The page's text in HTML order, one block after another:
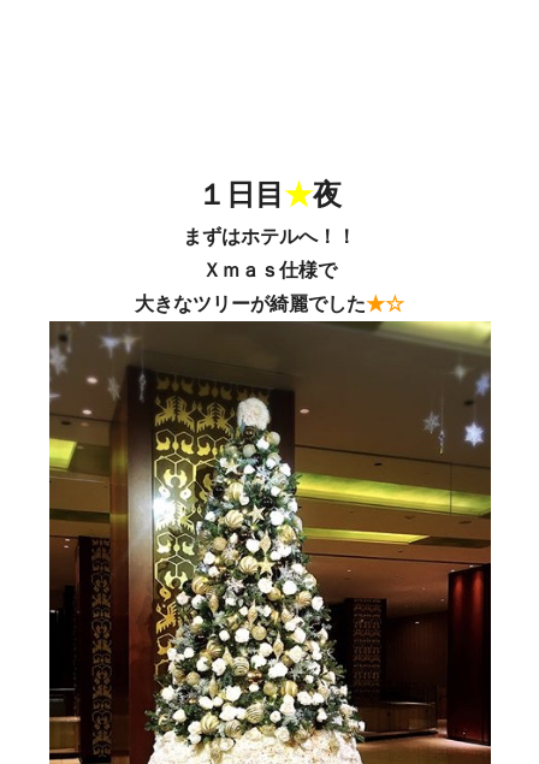
１日目 ★夜
まずはホテルへ！！
Ｘｍａｓ仕様で
大きなツリーが綺麗でした★☆